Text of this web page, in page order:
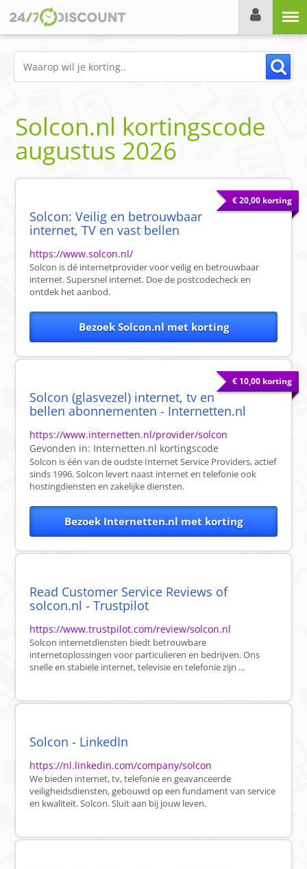
Solcon.nl kortingscode
augustus 2026
€ 20,00 korting
Solcon: Veilig en betrouwbaar
internet, TV en vast bellen
https://www.solcon.nl/
Solcon is dé internetprovider voor veilig en betrouwbaar
internet. Supersnel internet. Doe de postcodecheck en
ontdek het aanbod.
Bezoek Solcon.nl met korting
€ 10,00 korting
Solcon (glasvezel) internet, tv en
bellen abonnementen - Internetten.nl
https://www.internetten.nl/provider/solcon
Gevonden in: Internetten.nl kortingscode
Solcon is één van de oudste Internet Service Providers, actief
sinds 1996. Solcon levert naast internet en telefonie ook
hostingdiensten en zakelijke diensten.
Bezoek Internetten.nl met korting
Read Customer Service Reviews of
solcon.nl - Trustpilot
https://www.trustpilot.com/review/solcon.nl
Solcon internetdiensten biedt betrouwbare
internetoplossingen voor particulieren en bedrijven. Ons
snelle en stabiele internet, televisie en telefonie zijn ...
Solcon - LinkedIn
https://nl.linkedin.com/company/solcon
We bieden internet, tv, telefonie en geavanceerde
veiligheidsdiensten, gebouwd op een fundament van service
en kwaliteit. Solcon. Sluit aan bij jouw leven.